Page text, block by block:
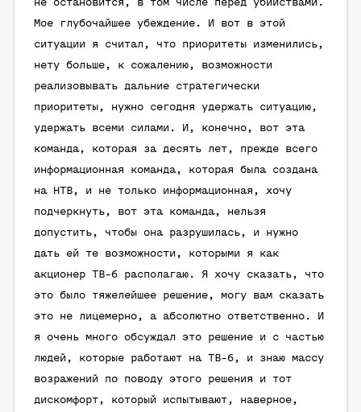
не остановится, в том числе перед убийствами.
Мое глубочайшее убеждение. И вот в этой
ситуации я считал, что приоритеты изменились,
нету больше, к сожалению, возможности
реализовывать дальние стратегически
приоритеты, нужно сегодня удержать ситуацию,
удержать всеми силами. И, конечно, вот эта
команда, которая за десять лет, прежде всего
информационная команда, которая была создана
на НТВ, и не только информационная, хочу
подчеркнуть, вот эта команда, нельзя
допустить, чтобы она разрушилась, и нужно
дать ей те возможности, которыми я как
акционер ТВ-6 располагаю. Я хочу сказать, что
это было тяжелейшее решение, могу вам сказать
это не лицемерно, а абсолютно ответственно. И
я очень много обсуждал это решение и с частью
людей, которые работают на ТВ-6, и знаю массу
возражений по поводу этого решения и тот
дискомфорт, который испытывают, наверное,